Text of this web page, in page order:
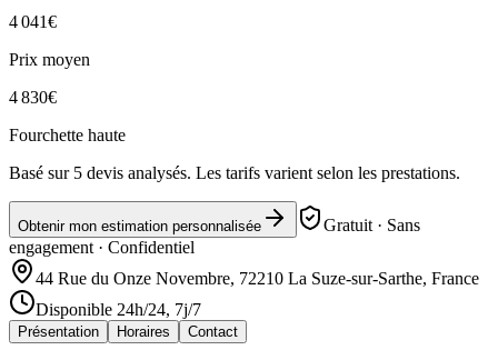
4 041€
Prix moyen
4 830€
Fourchette haute
Basé sur 5 devis analysés. Les tarifs varient selon les prestations.
Obtenir mon estimation personnalisée
Gratuit · Sans
engagement · Confidentiel
44 Rue du Onze Novembre, 72210 La Suze-sur-Sarthe, France
Disponible 24h/24, 7j/7
Présentation Horaires Contact